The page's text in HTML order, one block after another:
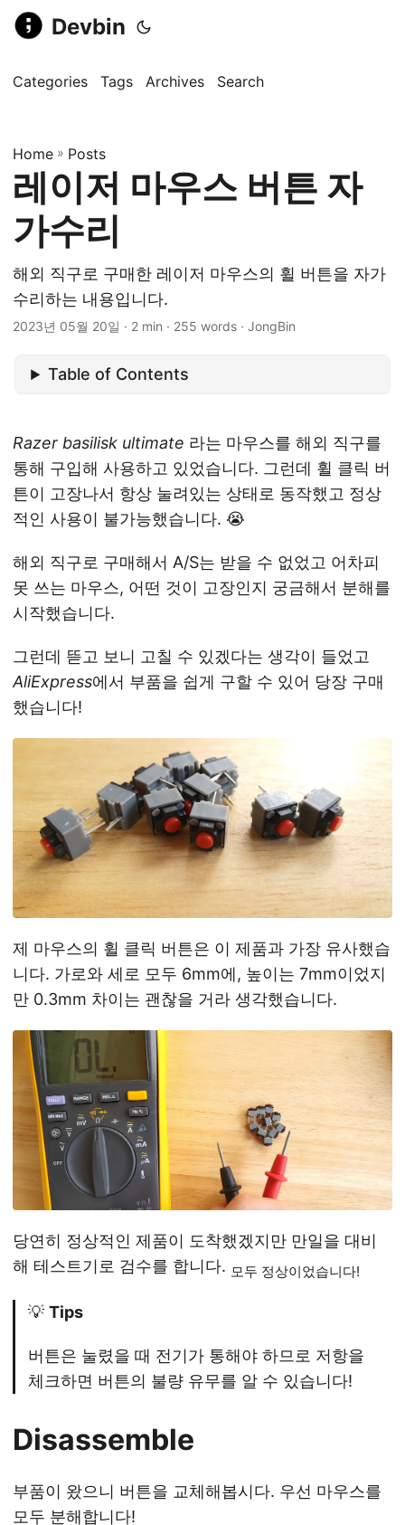
Devbin
Categories Tags Archives Search
Home » Posts
레이저 마우스 버튼 자
가수리
해외 직구로 구매한 레이저 마우스의 휠 버튼을 자가
수리하는 내용입니다.
2023년 05월 20일 · 2 min · 255 words · JongBin
Table of Contents
Razer basilisk ultimate 라는 마우스를 해외 직구를
통해 구입해 사용하고 있었습니다. 그런데 휠 클릭 버
튼이 고장나서 항상 눌려있는 상태로 동작했고 정상
적인 사용이 불가능했습니다. 😭
해외 직구로 구매해서 A/S는 받을 수 없었고 어차피
못 쓰는 마우스, 어떤 것이 고장인지 궁금해서 분해를
시작했습니다.
그런데 뜯고 보니 고칠 수 있겠다는 생각이 들었고
AliExpress에서 부품을 쉽게 구할 수 있어 당장 구매
했습니다!
제 마우스의 휠 클릭 버튼은 이 제품과 가장 유사했습
니다. 가로와 세로 모두 6mm에, 높이는 7mm이었지
만 0.3mm 차이는 괜찮을 거라 생각했습니다.
당연히 정상적인 제품이 도착했겠지만 만일을 대비
해 테스트기로 검수를 합니다. 모두 정상이었습니다!
💡 Tips
버튼은 눌렸을 때 전기가 통해야 하므로 저항을
체크하면 버튼의 불량 유무를 알 수 있습니다!
Disassemble
부품이 왔으니 버튼을 교체해봅시다. 우선 마우스를
모두 분해합니다!